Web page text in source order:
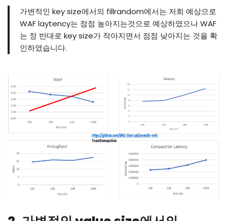
가변적인 key size에서의 fillrandom에서는 저희 예상으로
WAF laytency는 점점 높아지는것으로 예상하였으나 WAF
는 정 반대로 key size가 작아지면서 점점 낮아지는 것을 확
인하였습니다.